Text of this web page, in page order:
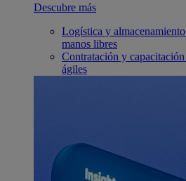
Descubre más
Logística y almacenamiento
manos libres
Contratación y capacitación
ágiles